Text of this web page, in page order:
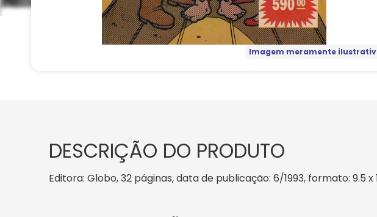
Imagem meramente
DESCRIÇÃO DO PRODUTO
Editora: Globo, 32 páginas, data de publicação: 6/1993, formato: 9.5